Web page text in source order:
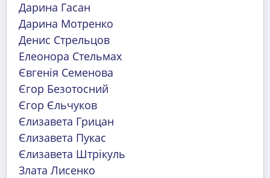
Дарина Гасан
Дарина Мотренко
Денис Стрельцов
Елеонора Стельмах
Євгенія Семенова
Єгор Безотосний
Єгор Єльчуков
Єлизавета Грицан
Єлизавета Пукас
Єлизавета Штрікуль
Злата Лисенко